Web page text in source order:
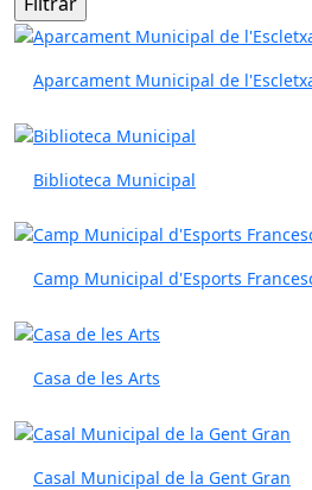
Aparcament Municipal de
Biblioteca Municipal
Camp Municipal d'Esports
Casa de les Arts
Casal Municipal de la Gent Gran